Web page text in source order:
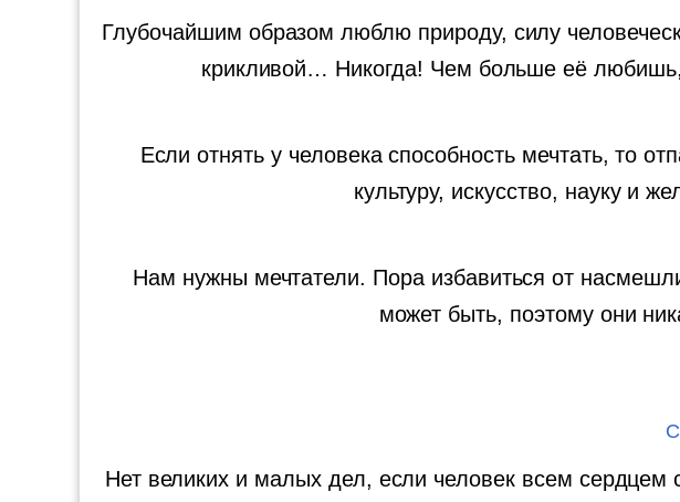
Глубочайшим образом люблю природу, силу
крикливой… Никогда! Чем больше её
Если отнять у человека способность мечтать, то
культуру, искусство, науку и
Нам нужны мечтатели. Пора избавиться от
может быть, поэтому они
Нет великих и малых дел, если человек всем сердцем